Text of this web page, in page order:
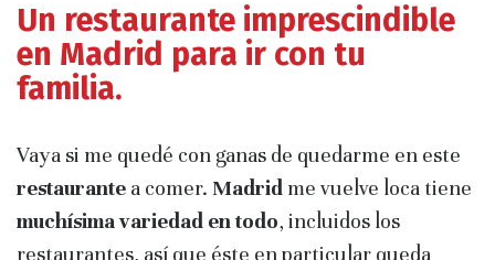
Un restaurante imprescindible
en Madrid para ir con tu
familia.
Vaya si me quedé con ganas de quedarme en este
restaurante a comer. Madrid me vuelve loca tiene
muchísima variedad en todo, incluidos los
restaurantes, así que éste en particular queda